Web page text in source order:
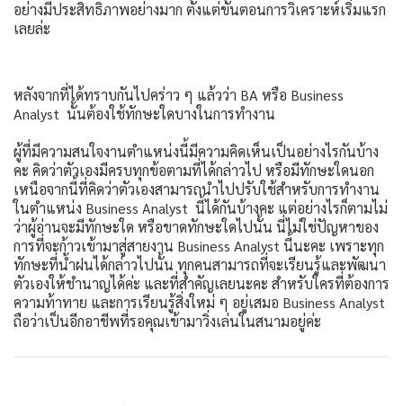
อย่างมีประสิทธิภาพอย่างมาก ตั้งแต่ขั้นตอนการวิเคราะห์เริ่มแรก
เลยล่ะ
หลังจากที่ได้ทราบกันไปคร่าว ๆ แล้วว่า BA หรือ Business
Analyst นั้นต้องใช้ทักษะใดบางในการทำงาน
ผู้ที่มีความสนใจงานตำแหน่งนี้มีความคิดเห็นเป็นอย่างไรกันบ้าง
คะ คิดว่าตัวเองมีครบทุกข้อตามที่ได้กล่าวไป หรือมีทักษะใดนอก
เหนือจากนี้ที่คิดว่าตัวเองสามารถนำไปปรับใช้สำหรับการทำงาน
ในตำแหน่ง Business Analyst นี้ได้กันบ้างคะ แต่อย่างไรก็ตามไม่
ว่าผู้อ่านจะมีทักษะใด หรือขาดทักษะใดไปนั้น นี่ไม่ใช่ปัญหาของ
การที่จะก้าวเข้ามาสู่สายงาน Business Analyst นี้นะคะ เพราะทุก
ทักษะที่น้ำฝนได้กล่าวไปนั้น ทุกคนสามารถที่จะเรียนรู้และพัฒนา
ตัวเองให้ชำนาญได้ค่ะ และที่สำคัญเลยนะคะ สำหรับใครที่ต้องการ
ความท้าทาย และการเรียนรู้สิ่งใหม่ ๆ อยู่เสมอ Business Analyst
ถือว่าเป็นอีกอาชีพที่รอคุณเข้ามาวิ่งเล่นในสนามอยู่ค่ะ